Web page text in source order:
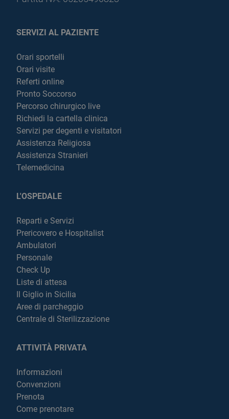
SERVIZI AL PAZIENTE
Orari sportelli
Orari visite
Referti online
Pronto Soccorso
Percorso chirurgico live
Richiedi la cartella clinica
Servizi per degenti e visitatori
Assistenza Religiosa
Assistenza Stranieri
Telemedicina
L'OSPEDALE
Reparti e Servizi
Prericovero e Hospitalist
Ambulatori
Personale
Check Up
Liste di attesa
Il Giglio in Sicilia
Aree di parcheggio
Centrale di Sterilizzazione
ATTIVITÀ PRIVATA
Informazioni
Convenzioni
Prenota
Come prenotare